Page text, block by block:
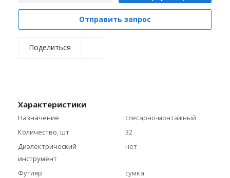
Отправить запрос
Поделиться
Характеристики
Назначение
слесарно-монтажный
Количество, шт
32
Диэлектрический
инструмент
нет
Футляр
сумка